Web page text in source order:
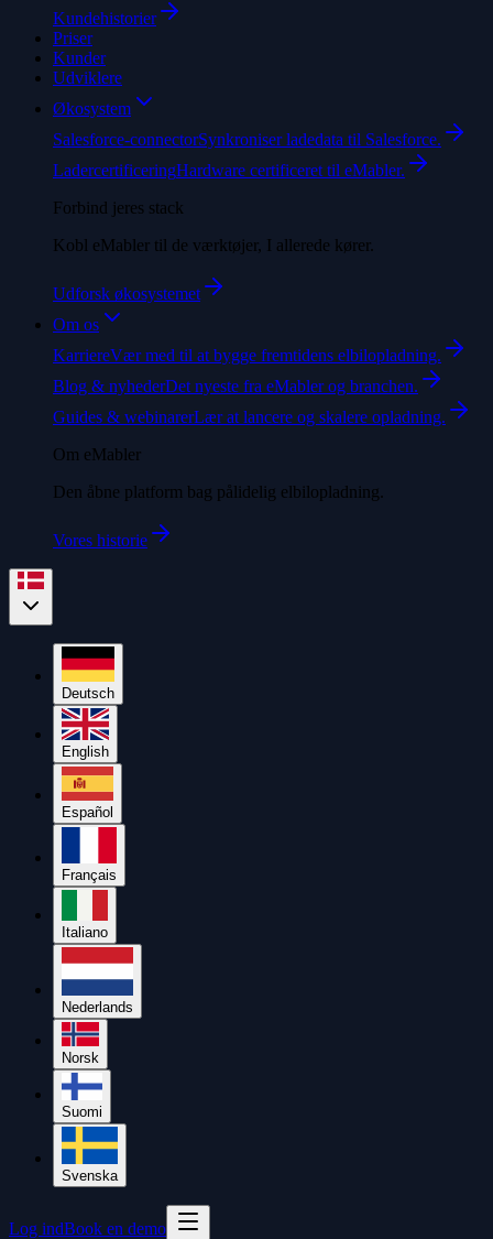
Kundehistorier
Priser
Kunder
Udviklere
Økosystem
Salesforce-connectorSynkroniser ladedata til Salesforce.
LadercertificeringHardware certificeret til eMabler.
Forbind jeres stack
Kobl eMabler til de værktøjer, I allerede kører.
Udforsk økosystemet
Om os
KarriereVær med til at bygge fremtidens elbilopladning.
Blog & nyhederDet nyeste fra eMabler og branchen.
Guides & webinarerLær at lancere og skalere opladning.
Om eMabler
Den åbne platform bag pålidelig elbilopladning.
Vores historie
Deutsch
English
Español
Français
Italiano
Nederlands
Norsk
Suomi
Svenska
Log indBook en demo